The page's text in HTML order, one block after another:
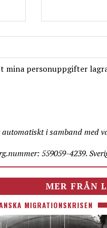
mina personuppgifter
i samband med
559059-4239.
MER FRÅN
MIGRATIONSKRISEN